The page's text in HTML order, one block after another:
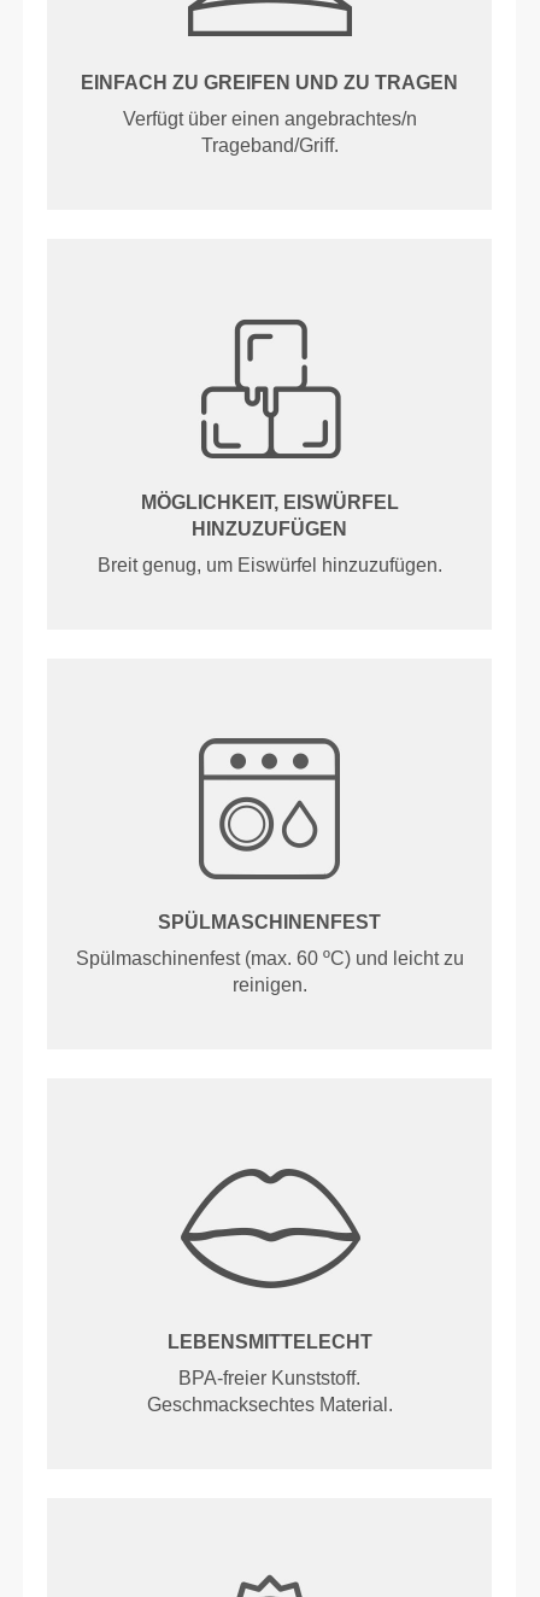
EINFACH ZU GREIFEN UND ZU TRAGEN
Verfügt über einen angebrachtes/n
Trageband/Griff.
MÖGLICHKEIT, EISWÜRFEL
HINZUZUFÜGEN
Breit genug, um Eiswürfel hinzuzufügen.
SPÜLMASCHINENFEST
Spülmaschinenfest (max. 60 ºC) und leicht zu
reinigen.
LEBENSMITTELECHT
BPA-freier Kunststoff.
Geschmacksechtes Material.